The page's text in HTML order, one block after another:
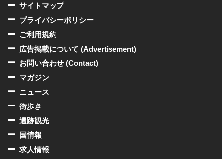
サイトマップ
プライバシーポリシー
ご利用規約
広告掲載について (Advertisement)
お問い合わせ (Contact)
マガジン
ニュース
街歩き
遺跡観光
国情報
求人情報